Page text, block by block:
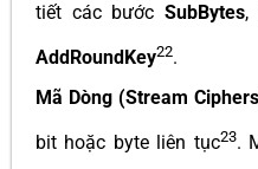
tiết các bước SubBytes,
AddRoundKey22.
Mã Dòng (Stream
bit hoặc byte liên tục23.